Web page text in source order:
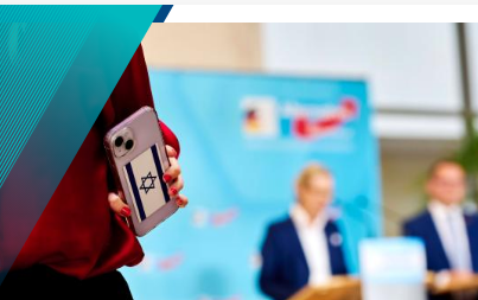
Planungsinstanz weiterentwickelt, die OECD als
Quasi-Sekretariat institutionell stärkt und ihre
Arbeitsweise stärker auf umsetzbare Ergebnisse
ausrichtet.